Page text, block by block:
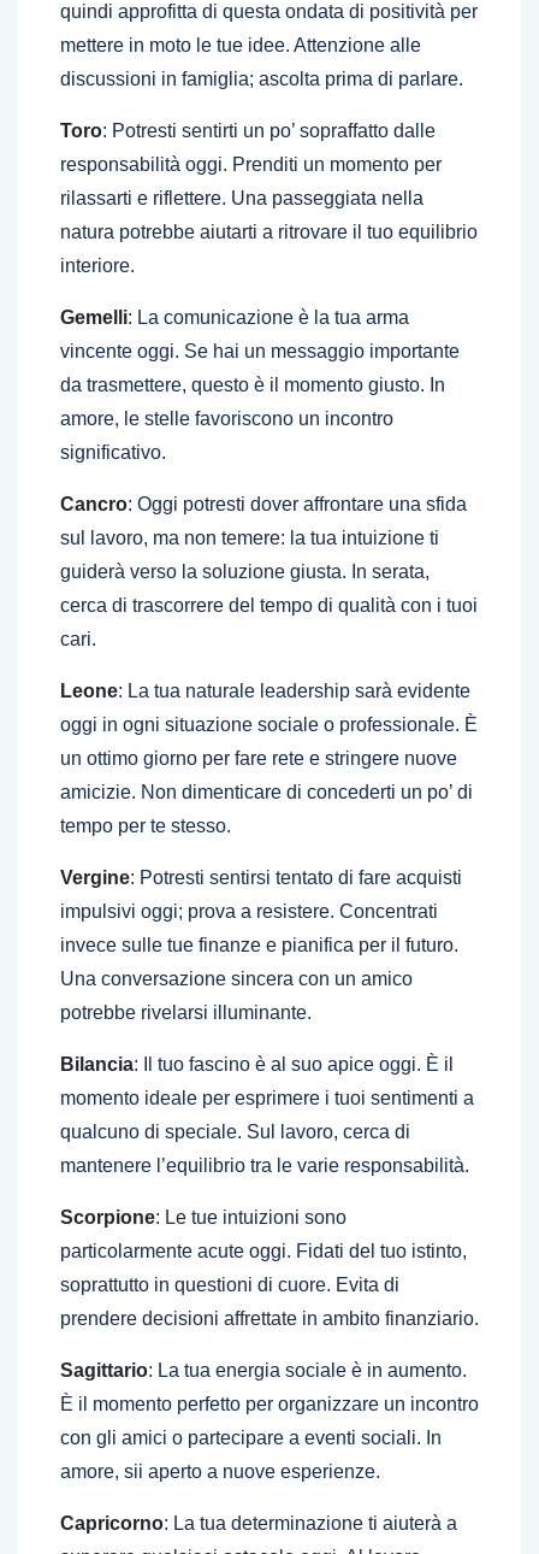
quindi approfitta di questa ondata di positività per
mettere in moto le tue idee. Attenzione alle
discussioni in famiglia; ascolta prima di parlare.
Toro: Potresti sentirti un po’ sopraffatto dalle
responsabilità oggi. Prenditi un momento per
rilassarti e riflettere. Una passeggiata nella
natura potrebbe aiutarti a ritrovare il tuo equilibrio
interiore.
Gemelli: La comunicazione è la tua arma
vincente oggi. Se hai un messaggio importante
da trasmettere, questo è il momento giusto. In
amore, le stelle favoriscono un incontro
significativo.
Cancro: Oggi potresti dover affrontare una sfida
sul lavoro, ma non temere: la tua intuizione ti
guiderà verso la soluzione giusta. In serata,
cerca di trascorrere del tempo di qualità con i tuoi
cari.
Leone: La tua naturale leadership sarà evidente
oggi in ogni situazione sociale o professionale. È
un ottimo giorno per fare rete e stringere nuove
amicizie. Non dimenticare di concederti un po’ di
tempo per te stesso.
Vergine: Potresti sentirsi tentato di fare acquisti
impulsivi oggi; prova a resistere. Concentrati
invece sulle tue finanze e pianifica per il futuro.
Una conversazione sincera con un amico
potrebbe rivelarsi illuminante.
Bilancia: Il tuo fascino è al suo apice oggi. È il
momento ideale per esprimere i tuoi sentimenti a
qualcuno di speciale. Sul lavoro, cerca di
mantenere l’equilibrio tra le varie responsabilità.
Scorpione: Le tue intuizioni sono
particolarmente acute oggi. Fidati del tuo istinto,
soprattutto in questioni di cuore. Evita di
prendere decisioni affrettate in ambito finanziario.
Sagittario: La tua energia sociale è in aumento.
È il momento perfetto per organizzare un incontro
con gli amici o partecipare a eventi sociali. In
amore, sii aperto a nuove esperienze.
Capricorno: La tua determinazione ti aiuterà a